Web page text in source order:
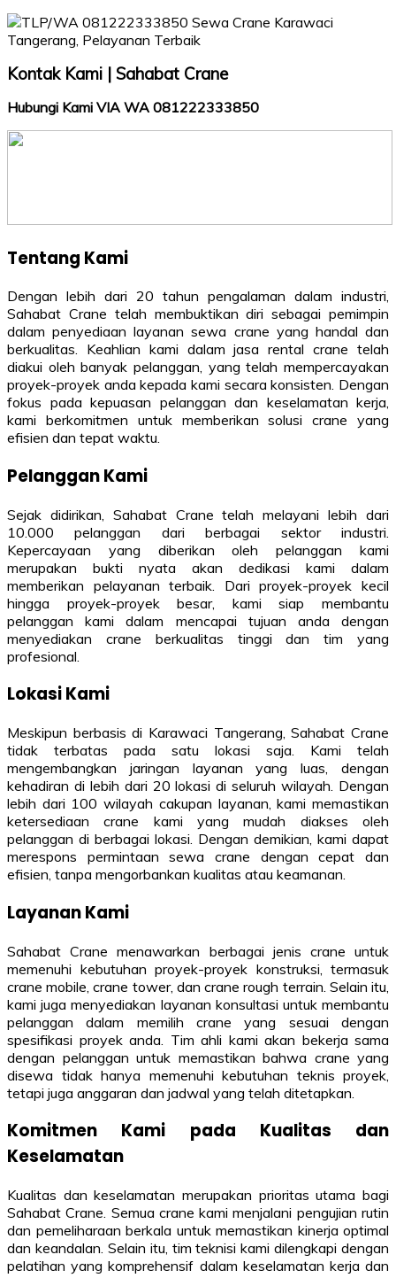
Kontak Kami | Sahabat Crane
Hubungi Kami VIA WA 081222333850
Tentang Kami
Dengan lebih dari 20 tahun pengalaman dalam industri,
Sahabat Crane telah membuktikan diri sebagai pemimpin
dalam penyediaan layanan sewa crane yang handal dan
berkualitas. Keahlian kami dalam jasa rental crane telah
diakui oleh banyak pelanggan, yang telah mempercayakan
proyek-proyek anda kepada kami secara konsisten. Dengan
fokus pada kepuasan pelanggan dan keselamatan kerja,
kami berkomitmen untuk memberikan solusi crane yang
efisien dan tepat waktu.
Pelanggan Kami
Sejak didirikan, Sahabat Crane telah melayani lebih dari
10.000 pelanggan dari berbagai sektor industri.
Kepercayaan yang diberikan oleh pelanggan kami
merupakan bukti nyata akan dedikasi kami dalam
memberikan pelayanan terbaik. Dari proyek-proyek kecil
hingga proyek-proyek besar, kami siap membantu
pelanggan kami dalam mencapai tujuan anda dengan
menyediakan crane berkualitas tinggi dan tim yang
profesional.
Lokasi Kami
Meskipun berbasis di Karawaci Tangerang, Sahabat Crane
tidak terbatas pada satu lokasi saja. Kami telah
mengembangkan jaringan layanan yang luas, dengan
kehadiran di lebih dari 20 lokasi di seluruh wilayah. Dengan
lebih dari 100 wilayah cakupan layanan, kami memastikan
ketersediaan crane kami yang mudah diakses oleh
pelanggan di berbagai lokasi. Dengan demikian, kami dapat
merespons permintaan sewa crane dengan cepat dan
efisien, tanpa mengorbankan kualitas atau keamanan.
Layanan Kami
Sahabat Crane menawarkan berbagai jenis crane untuk
memenuhi kebutuhan proyek-proyek konstruksi, termasuk
crane mobile, crane tower, dan crane rough terrain. Selain itu,
kami juga menyediakan layanan konsultasi untuk membantu
pelanggan dalam memilih crane yang sesuai dengan
spesifikasi proyek anda. Tim ahli kami akan bekerja sama
dengan pelanggan untuk memastikan bahwa crane yang
disewa tidak hanya memenuhi kebutuhan teknis proyek,
tetapi juga anggaran dan jadwal yang telah ditetapkan.
Komitmen Kami pada Kualitas dan
Keselamatan
Kualitas dan keselamatan merupakan prioritas utama bagi
Sahabat Crane. Semua crane kami menjalani pengujian rutin
dan pemeliharaan berkala untuk memastikan kinerja optimal
dan keandalan. Selain itu, tim teknisi kami dilengkapi dengan
pelatihan yang komprehensif dalam keselamatan kerja dan